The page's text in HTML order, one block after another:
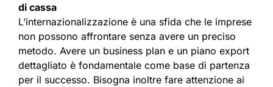
di cassa
L’internazionalizzazione è una sfida che le imprese
non possono affrontare senza avere un preciso
metodo. Avere un business plan e un piano export
dettagliato è fondamentale come base di partenza
per il successo. Bisogna inoltre fare attenzione ai